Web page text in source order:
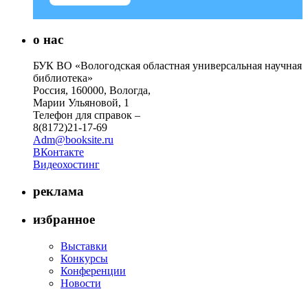
о нас
БУК ВО «Вологодская областная универсальная научная
библиотека»
Россия, 160000, Вологда,
Марии Ульяновой, 1
Телефон для справок –
8(8172)21-17-69
Adm@booksite.ru
ВКонтакте
Видеохостинг
реклама
избранное
Выставки
Конкурсы
Конференции
Новости